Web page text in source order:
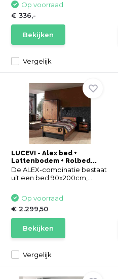
Vergelijk
Op voorraad
€ 336,-
Bekijken
LUCEVI - Alex bed +
Lattenbodem + Rolbed...
De ALEX-combinatie bestaat
uit een bed 90x200cm,...
Vergelijk
Op voorraad
€ 2.299,50
Bekijken